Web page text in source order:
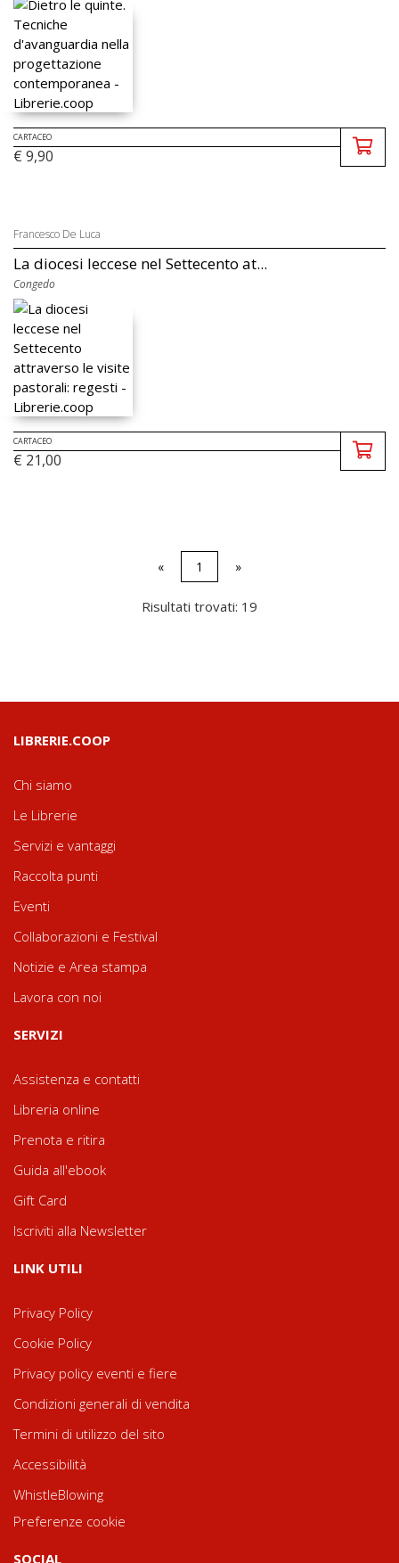
CARTACEO
€ 9,90
Francesco De Luca
La diocesi leccese nel Settecento at...
Congedo
CARTACEO
€ 21,00
« 1 »
Risultati trovati: 19
LIBRERIE.COOP
Chi siamo
Le Librerie
Servizi e vantaggi
Raccolta punti
Eventi
Collaborazioni e Festival
Notizie e Area stampa
Lavora con noi
SERVIZI
Assistenza e contatti
Libreria online
Prenota e ritira
Guida all'ebook
Gift Card
Iscriviti alla Newsletter
LINK UTILI
Privacy Policy
Cookie Policy
Privacy policy eventi e fiere
Condizioni generali di vendita
Termini di utilizzo del sito
Accessibilità
WhistleBlowing
Preferenze cookie
SOCIAL